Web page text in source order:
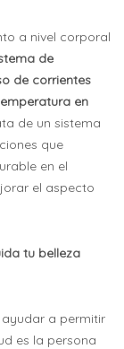
a nivel corporal
de
de corrientes
en
de un sistema
que
en el
el aspecto
tu belleza
a permitir
es la persona